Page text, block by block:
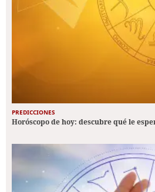
PREDICCIONES
Horóscopo de hoy: descubre qué le